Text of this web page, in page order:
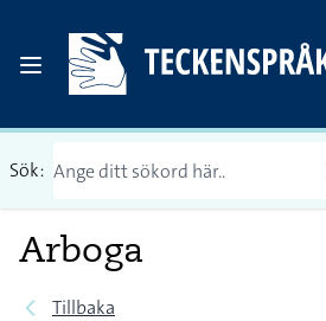
Sök:
Arboga
Tillbaka